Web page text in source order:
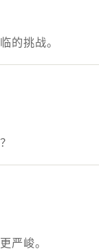
的挑战。
严峻。